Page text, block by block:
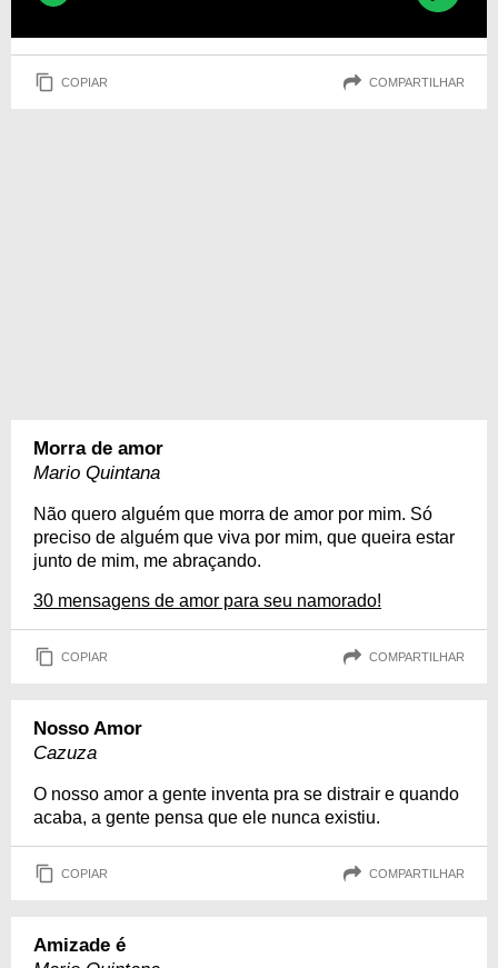
COPIAR COMPARTILHAR
Morra de amor
Mario Quintana
Não quero alguém que morra de amor por mim. Só
preciso de alguém que viva por mim, que queira estar
junto de mim, me abraçando.
30 mensagens de amor para seu namorado!
COPIAR COMPARTILHAR
Nosso Amor
Cazuza
O nosso amor a gente inventa pra se distrair e quando
acaba, a gente pensa que ele nunca existiu.
COPIAR COMPARTILHAR
Amizade é